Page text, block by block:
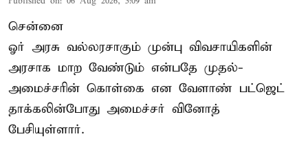
சென்னை
ஓர் அரசு வல்லரசாகும் முன்பு விவசாயிகளின்
அரசாக மாற வேண்டும் என்பதே முதல்-
அமைச்சரின் கொள்கை என வேளாண் பட்ஜெட்
தாக்கலின்போது அமைச்சர் வினோத்
பேசியுள்ளார்.